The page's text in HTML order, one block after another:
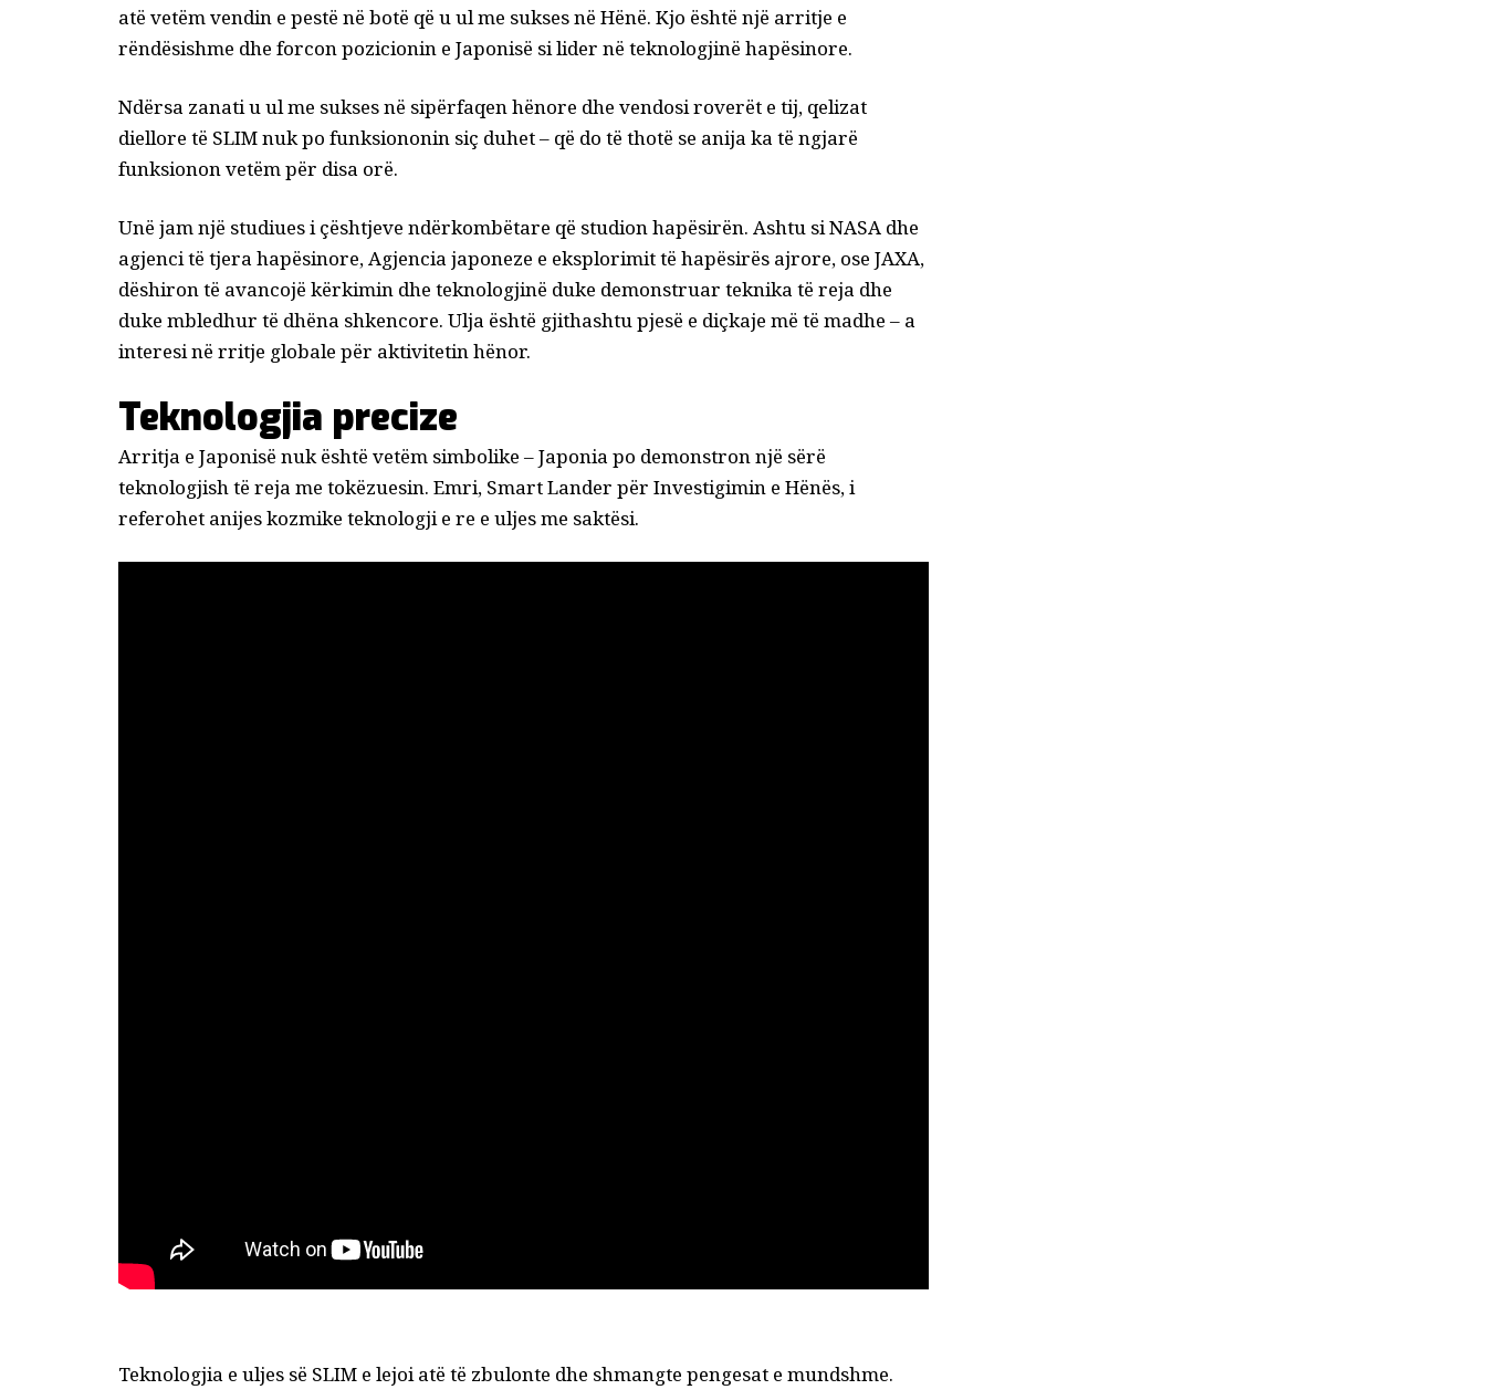
atë vetëm vendin e pestë në botë që u ul me sukses në Hënë. Kjo është një arritje e
rëndësishme dhe forcon pozicionin e Japonisë si lider në teknologjinë hapësinore.
Ndërsa zanatiu ul me sukses në sipërfaqen hënore dhe vendosi roverët e tij, qelizat
diellore të SLIM nuk po funksiononin siç duhet – që do të thotë se anija ka të ngjarë
funksionon vetëm për disa orë.
Unë jam një studiues i çështjeve ndërkombëtare që studion hapësirën. Ashtu si NASA dhe
agjenci të tjera hapësinore,Agjencia japoneze e eksplorimit të hapësirës ajrore, ose JAXA,
dëshiron të avancojë kërkimin dhe teknologjinë duke demonstruar teknika të reja dhe
duke mbledhur të dhëna shkencore. Ulja është gjithashtu pjesë e diçkaje më të madhe – a
interesi në rritje globale për aktivitetin hënor.
Teknologjia precize
Arritja e Japonisë nuk është vetëm simbolike – Japonia po demonstron një sërë
teknologjish të reja me tokëzuesin. Emri, Smart Lander për Investigimin e Hënës, i
referohet anijes kozmike teknologji e re e uljes me saktësi.
Teknologjia e uljes së SLIM e lejoi atë të zbulonte dhe shmangte pengesat e mundshme.